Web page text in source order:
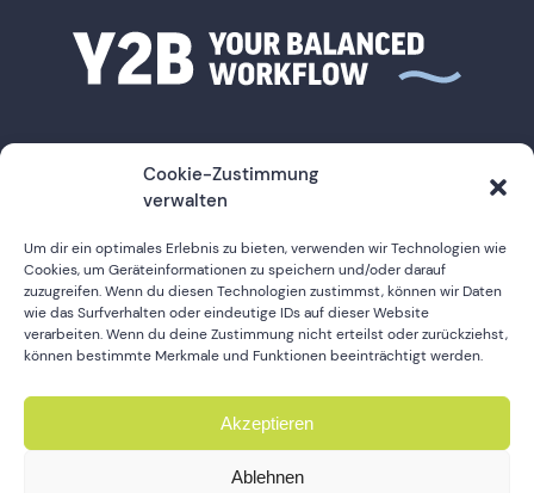
Cookie-Zustimmung
verwalten
Um dir ein optimales Erlebnis zu bieten, verwenden wir Technologien wie
Cookies, um Geräteinformationen zu speichern und/oder darauf
zuzugreifen. Wenn du diesen Technologien zustimmst, können wir Daten
wie das Surfverhalten oder eindeutige IDs auf dieser Website
verarbeiten. Wenn du deine Zustimmung nicht erteilst oder zurückziehst,
können bestimmte Merkmale und Funktionen beeinträchtigt werden.
Akzeptieren
Ablehnen
Impressum
Datenschutz
Cookie-Richtlinie